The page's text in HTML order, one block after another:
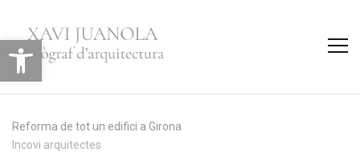
Reforma de tot un edifici a Girona
Incovi arquitectes
Obre la barra d'eines